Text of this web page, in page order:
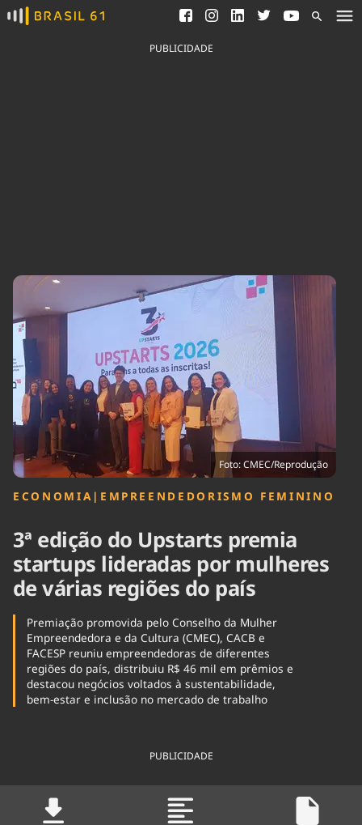
Ver todas as notícias
Saneamento
Indicadores
Brasil
Brasil Mineral
Ciência &
Tecnologia
Cinema
Comportamento
Cultura
Economia
Educação
Infraestrutura
Internacional
Meio Ambiente
Podcast
Política
Saúde
Tempo
PUBLICIDADE
Foto: CMEC/Reprodução
ECONOMIA | EMPREENDEDORISMO FEMININO
3ª edição do Upstarts premia
startups lideradas por mulheres
de várias regiões do país
Premiação promovida pelo Conselho da Mulher
Empreendedora e da Cultura (CMEC), CACB e
FACESP reuniu empreendedoras de diferentes
regiões do país, distribuiu R$ 46 mil em prêmios e
destacou negócios voltados à sustentabilidade,
bem-estar e inclusão no mercado de trabalho
PUBLICIDADE